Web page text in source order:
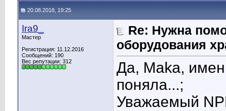
20.08.2018, 19:25
Ira9_
Мастер
Регистрация: 11.12.2016
Сообщений: 190
Вес репутации: 312
Re: Нужна
оборудования
Да, Maka,
поняла...;
Уважаемый